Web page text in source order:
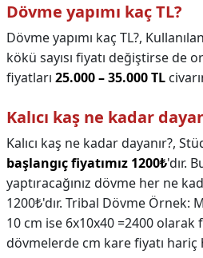
Dövme yapımı kaç TL?
Dövme yapımı kaç TL?,
kökü sayısı fiyatı değiştirse de
fiyatları 25.000 – 35.000 TL
Kalıcı kaş ne kadar
Kalıcı kaş ne kadar dayanır?,
başlangıç fiyatımız 1200₺'dır.
yaptıracağınız dövme her ne
1200₺'dır. Tribal Dövme Örnek:
10 cm ise 6x10x40 =2400 olarak
dövmelerde cm kare fiyatı